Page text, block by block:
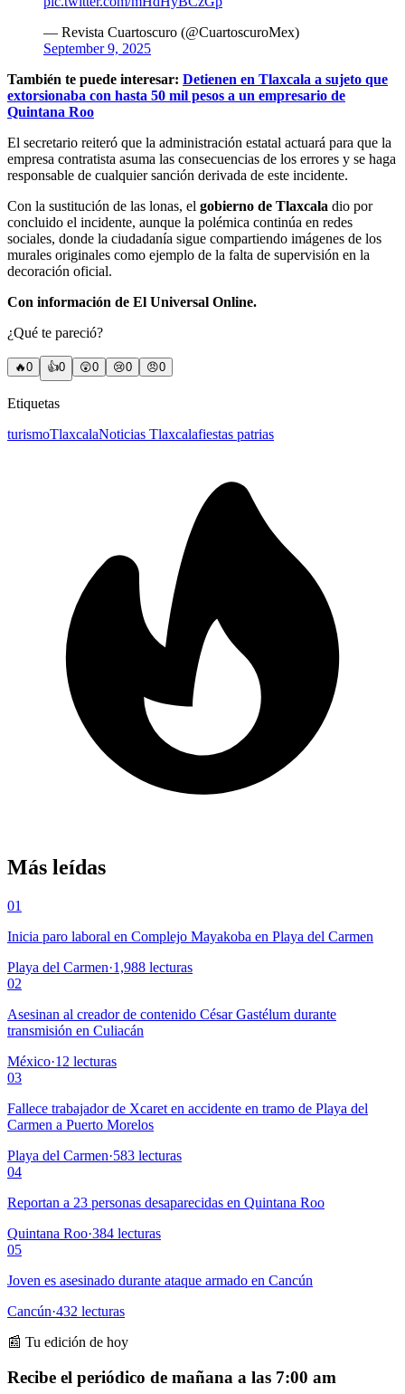
— Revista Cuartoscuro (@CuartoscuroMex)
September 9, 2025
También te puede interesar: Detienen en Tlaxcala a sujeto que
extorsionaba con hasta 50 mil pesos a un empresario de
Quintana Roo
El secretario reiteró que la administración estatal actuará para que la
empresa contratista asuma las consecuencias de los errores y se haga
responsable de cualquier sanción derivada de este incidente.
Con la sustitución de las lonas, el gobierno de Tlaxcala dio por
concluido el incidente, aunque la polémica continúa en redes
sociales, donde la ciudadanía sigue compartiendo imágenes de los
murales originales como ejemplo de la falta de supervisión en la
decoración oficial.
Con información de El Universal Online.
¿Qué te pareció?
🔥0 👍0 😲0 😢0 😠0
Etiquetas
turismoTlaxcalaNoticias Tlaxcalafiestas patrias
Más leídas
01
Inicia paro laboral en Complejo Mayakoba en Playa del Carmen
Playa del Carmen·1,988 lecturas
02
Asesinan al creador de contenido César Gastélum durante
transmisión en Culiacán
México·12 lecturas
03
Fallece trabajador de Xcaret en accidente en tramo de Playa del
Carmen a Puerto Morelos
Playa del Carmen·583 lecturas
04
Reportan a 23 personas desaparecidas en Quintana Roo
Quintana Roo·384 lecturas
05
Joven es asesinado durante ataque armado en Cancún
Cancún·432 lecturas
📰 Tu edición de hoy
Recibe el periódico de mañana a las 7:00 am